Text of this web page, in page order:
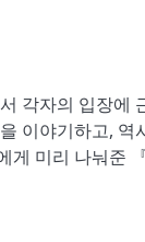
각자의 입장에
이야기하고, 역
게 미리 나눠준